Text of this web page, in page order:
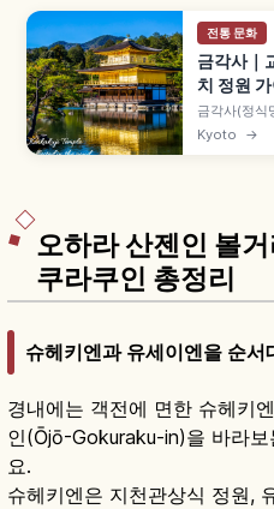
전통 문화
금각사｜
치 정원
금각사(정식
문화유산 사
다. 교코치
Kyoto →
오하라 산젠인 볼
쿠라쿠인 총정리
슈헤키엔과 유세이엔을 순서
경내에는 객전에 면한 슈헤키
인(Ōjō-Gokuraku-in)을 바라
요.
슈헤키엔은 지천관상식 정원,